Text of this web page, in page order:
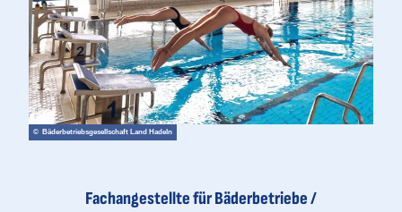
© Bäderbetriebsgesellschaft Land Hadeln
Fachangestellte für Bäderbetriebe /